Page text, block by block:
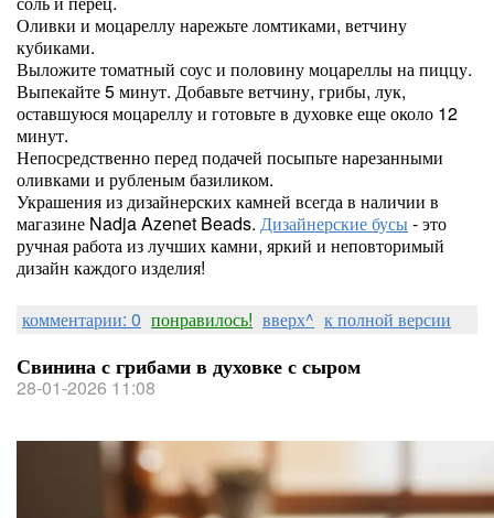
Оливки и моцареллу нарежьте ломтиками, ветчину
кубиками.
Выложите томатный соус и половину моцареллы на пиццу.
Выпекайте 5 минут. Добавьте ветчину, грибы, лук,
оставшуюся моцареллу и готовьте в духовке еще около 12
минут.
Непосредственно перед подачей посыпьте нарезанными
оливками и рубленым базиликом.
Украшения из дизайнерских камней всегда в наличии в
магазине Nadja Azenet Beads. Дизайнерские бусы- это
ручная работа из лучших камни, яркий и неповторимый
дизайн каждого изделия!
комментарии: 0 понравилось! вверх^ к полной версии
Свинина с грибами в духовке с сыром
28-01-2026 11:08